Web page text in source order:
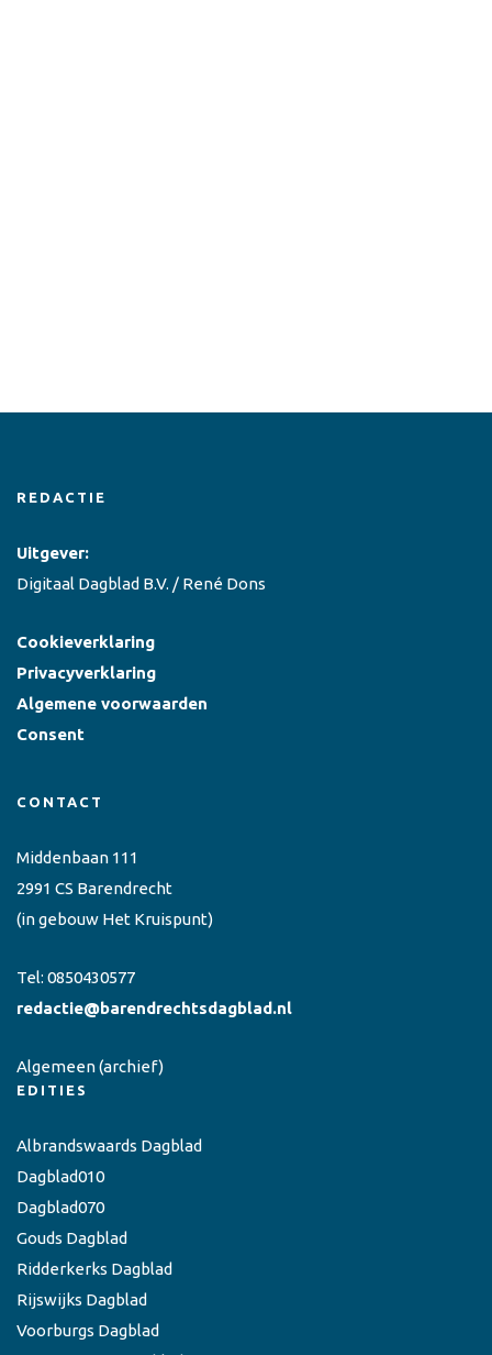
REDACTIE
Uitgever:
Digitaal Dagblad B.V. / René Dons
Cookieverklaring
Privacyverklaring
Algemene voorwaarden
Consent
CONTACT
Middenbaan 111
2991 CS Barendrecht
(in gebouw Het Kruispunt)
Tel: 0850430577
redactie@barendrechtsdagblad.nl
Algemeen(archief)
EDITIES
Albrandswaards Dagblad
Dagblad010
Dagblad070
Gouds Dagblad
Ridderkerks Dagblad
Rijswijks Dagblad
Voorburgs Dagblad